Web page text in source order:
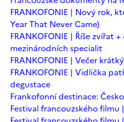
FRANKOFONIE | Nový rok,
Year That Never Came)
FRANKOFONIE | Říše zvířat
mezinárodních specialit
FRANKOFONIE | Večer
FRANKOFONIE | Vidlička
degustace
Frankofonní destinace:
Festival francouzského filmu